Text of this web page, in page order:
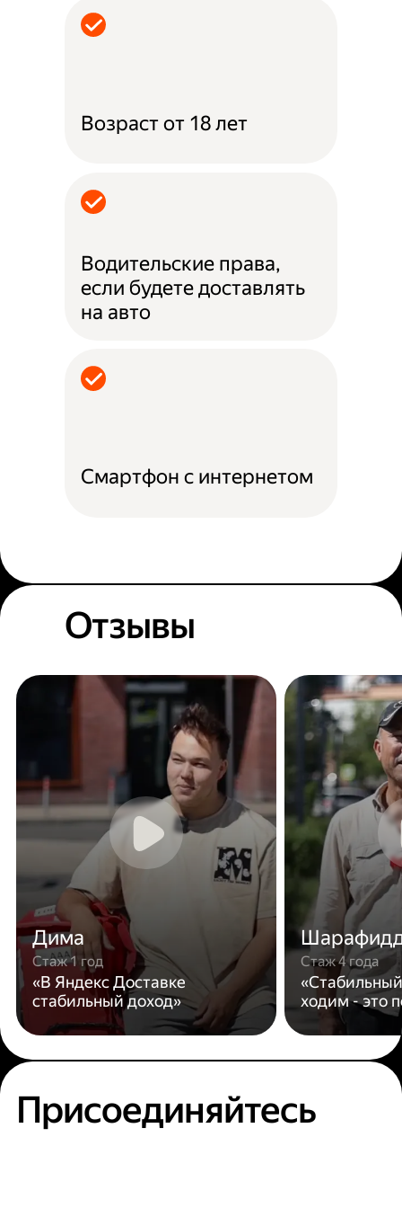
Возраст от 18 лет
Водительские права,
если будете доставлять
на авто
Смартфон с интернетом
Отзывы
Дима
Стаж 1 год
«В Яндекс Доставке
стабильный доход»
Стаж 4 года
ходим - это
Присоединяйтесь